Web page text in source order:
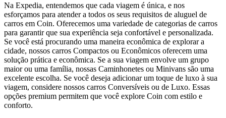
Na Expedia, entendemos que cada viagem é única, e nos
esforçamos para atender a todos os seus requisitos de aluguel de
carros em Coin. Oferecemos uma variedade de categorias de carros
para garantir que sua experiência seja confortável e personalizada.
Se você está procurando uma maneira econômica de explorar a
cidade, nossos carros Compactos ou Econômicos oferecem uma
solução prática e econômica. Se a sua viagem envolve um grupo
maior ou uma família, nossas Caminhonetes ou Minivans são uma
excelente escolha. Se você deseja adicionar um toque de luxo à sua
viagem, considere nossos carros Conversíveis ou de Luxo. Essas
opções premium permitem que você explore Coin com estilo e
conforto.